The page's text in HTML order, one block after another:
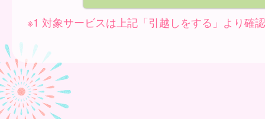
※1 対象サービスは上記「引越しをする」より確